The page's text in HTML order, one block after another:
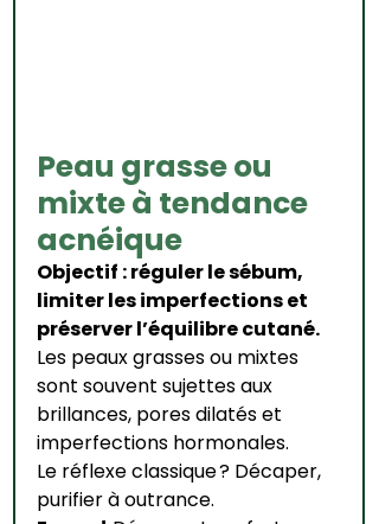
Peau grasse ou
mixte à tendance
acnéique
Objectif : réguler le sébum,
limiter les imperfections et
préserver l’équilibre cutané.
Les peaux grasses ou mixtes
sont souvent sujettes aux
brillances, pores dilatés et
imperfections hormonales.
Le réflexe classique ? Décaper,
purifier à outrance.